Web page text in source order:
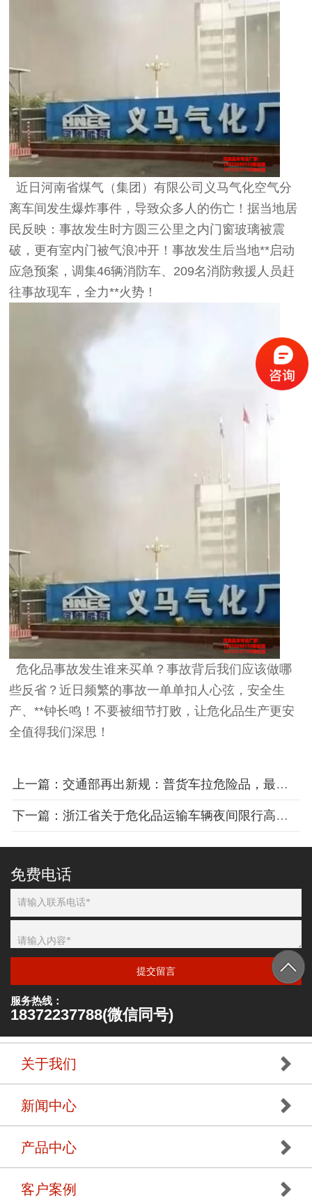
近日河南省煤气（集团）有限公司义马气化空气分
离车间发生爆炸事件，导致众多人的伤亡！据当地居
民反映：事故发生时方圆三公里之内门窗玻璃被震
破，更有室内门被气浪冲开！事故发生后当地**启动
应急预案，调集46辆消防车、209名消防救援人员赶
往事故现车，全力**火势！
危化品事故发生谁来买单？事故背后我们应该做哪
些反省？近日频繁的事故一单单扣人心弦，安全生
产、**钟长鸣！不要被细节打败，让危化品生产更安
全值得我们深思！
上一篇：交通部再出新规：普货车拉危险品，最高罚款10万元
下一篇：浙江省关于危化品运输车辆夜间限行高速路通告
免费电话
提交留言
服务热线：
18372237788(微信同号)
关于我们
新闻中心
产品中心
客户案例